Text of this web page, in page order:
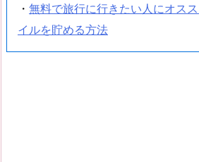
・ 無料で旅行に行きたい人にオス
イルを貯める方法